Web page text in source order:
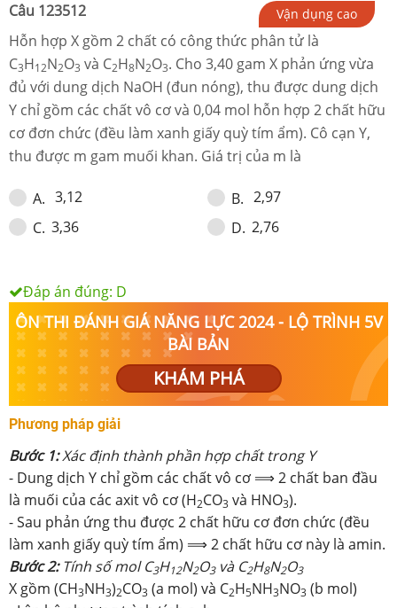
Câu 123512 Vận dụng cao
Hỗn hợp X gồm 2 chất có công thức phân tử là
C3H12N2O3 và C2H8N2O3. Cho 3,40 gam X phản ứng vừa
đủ với dung dịch NaOH (đun nóng), thu được dung dịch
Y chỉ gồm các chất vô cơ và 0,04 mol hỗn hợp 2 chất hữu
cơ đơn chức (đều làm xanh giấy quỳ tím ẩm). Cô cạn Y,
thu được m gam muối khan. Giá trị của m là
A. 3,12 B. 2,97
C. 3,36 D. 2,76
Đáp án đúng: D
ÔN THI ĐÁNH GIÁ NĂNG LỰC 2024 - LỘ TRÌNH 5V
BÀI BẢN
KHÁM PHÁ
Phương pháp giải
­Bước 1:Xác định thành phần hợp chất trong Y
- Dung dịch Y chỉ gồm các chất vô cơ ⟹ 2 chất ban đầu
là muối của các axit vô cơ (H2CO3 và HNO3).
- Sau phản ứng thu được 2 chất hữu cơ đơn chức (đều
làm xanh giấy quỳ tím ẩm) ⟹ 2 chất hữu cơ này là amin.
­Bước 2:Tính số mol C3H12N2O3và C2H8N2O3
X gồm (CH3NH3)2CO3 (a mol) và C2H5NH3NO3 (b mol)